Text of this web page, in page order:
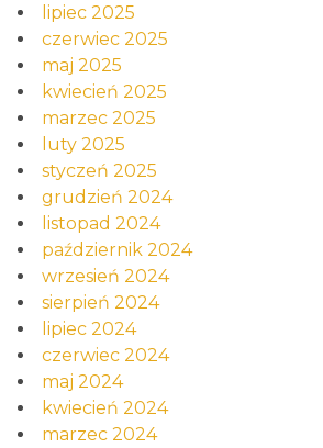
lipiec 2025
czerwiec 2025
maj 2025
kwiecień 2025
marzec 2025
luty 2025
styczeń 2025
grudzień 2024
listopad 2024
październik 2024
wrzesień 2024
sierpień 2024
lipiec 2024
czerwiec 2024
maj 2024
kwiecień 2024
marzec 2024